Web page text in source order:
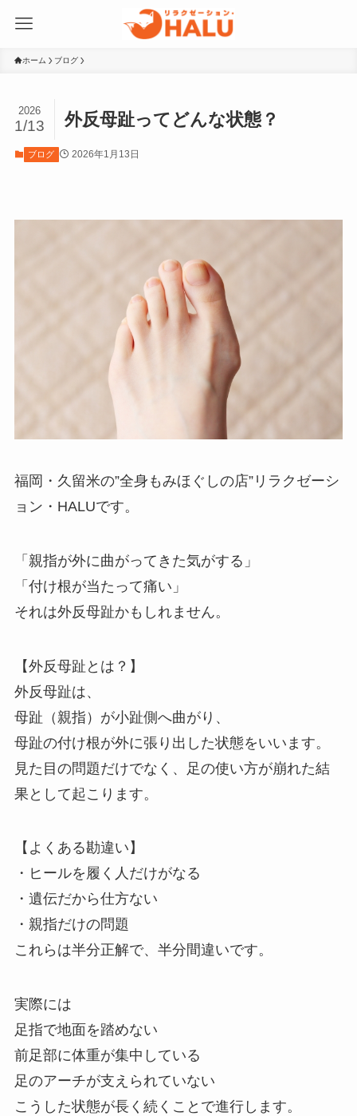
ホーム ブログ
外反母趾ってどんな状態？
2026
1/13
ブログ 2026年1月13日
福岡・久留米の”全身もみほぐしの店”リラクゼーシ
ョン・HALUです。
「親指が外に曲がってきた気がする」
「付け根が当たって痛い」
それは外反母趾かもしれません。
【外反母趾とは？】
外反母趾は、
母趾（親指）が小趾側へ曲がり、
母趾の付け根が外に張り出した状態をいいます。
見た目の問題だけでなく、足の使い方が崩れた結
果として起こります。
【よくある勘違い】
・ヒールを履く人だけがなる
・遺伝だから仕方ない
・親指だけの問題
これらは半分正解で、半分間違いです。
実際には
足指で地面を踏めない
前足部に体重が集中している
足のアーチが支えられていない
こうした状態が長く続くことで進行します。